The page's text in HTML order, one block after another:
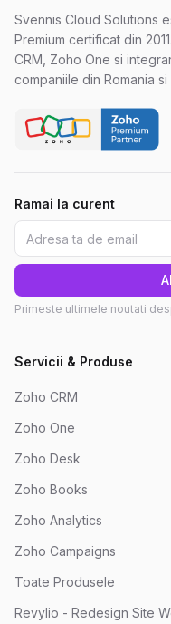
Svennis Cloud Solutions
Premium certificat din
CRM, Zoho One si
companiile din Romania si
Ramai la curent
Primeste ultimele noutati
Servicii & Produse
Zoho CRM
Zoho One
Zoho Desk
Zoho Books
Zoho Analytics
Zoho Campaigns
Toate Produsele
Revylio - Redesign Site